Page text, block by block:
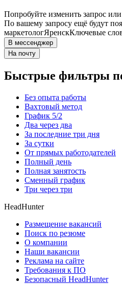
Попробуйте изменить запрос
По вашему запросу ещё будут
маркетологЯренскКлючевые
В мессенджер
На почту
Быстрые фильтры
Без опыта работы
Вахтовый метод
График 5/2
Два через два
За последние три дня
За сутки
От прямых работодателей
Полный день
Полная занятость
Сменный график
Три через три
HeadHunter
Размещение вакансий
Поиск по резюме
О компании
Наши вакансии
Реклама на сайте
Требования к ПО
Безопасный HeadHunter